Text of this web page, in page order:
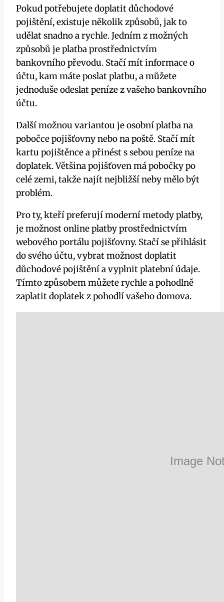
Pokud potřebujete doplatit důchodové
pojištění, existuje několik způsobů, jak to
udělat snadno a rychle. Jedním z možných
způsobů je platba prostřednictvím
bankovního převodu. Stačí mít informace o
účtu, kam máte poslat platbu, a můžete
jednoduše odeslat peníze z vašeho bankovního
účtu.
Další možnou variantou je osobní platba na
pobočce pojišťovny nebo na poště. Stačí mít
kartu pojištěnce a přinést s sebou peníze na
doplatek. Většina pojišťoven má pobočky po
celé zemi, takže najít nejbližší neby mělo být
problém.
Pro ty, kteří preferují moderní metody platby,
je možnost online platby prostřednictvím
webového portálu pojišťovny. Stačí se přihlásit
do svého účtu, vybrat možnost doplatit
důchodové pojištění a vyplnit platební údaje.
Tímto způsobem můžete rychle a pohodlně
zaplatit doplatek z pohodlí vašeho domova.